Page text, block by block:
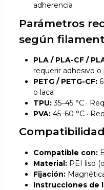
adherencia
Parámetros
según
PLA / PLA-CF /
requerir adhesivo o
PETG / PETG-CF:
o laca
TPU:35–45 °C ·
PVA: 45–60 °C ·
Compatible con:
Material: PEI liso
Fijación:
Instrucciones de